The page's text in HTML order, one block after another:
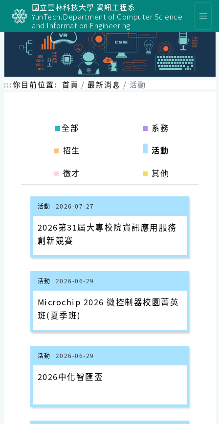
要
國立雲林科技大學 資訊工程系
YunTech.Department of Computer Science
and Information Engineering
:::你目前位置: 首頁 最新消息 活動
全部
系務
招生
活動
徵才
其他
活動 2026-07-27
2026第31屆大專校院資訊應用服務
創新競賽
活動 2026-06-29
Microchip 2026 微控制器校園菁英
班(夏季班)
活動 2026-06-29
2026中化智匯盃